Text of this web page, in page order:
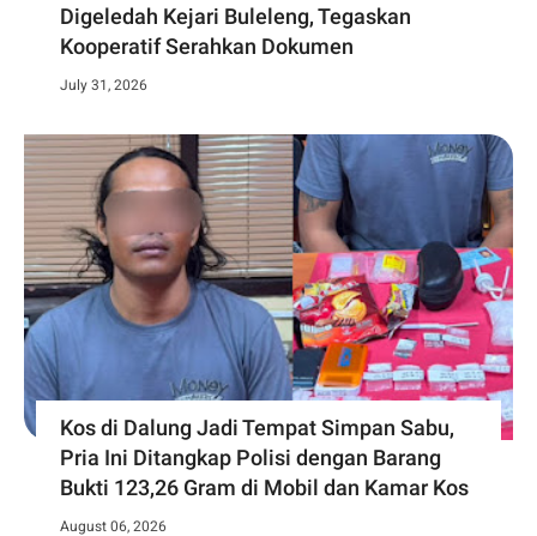
Digeledah Kejari Buleleng, Tegaskan
Kooperatif Serahkan Dokumen
July 31, 2026
Kos di Dalung Jadi Tempat Simpan Sabu,
Pria Ini Ditangkap Polisi dengan Barang
Bukti 123,26 Gram di Mobil dan Kamar Kos
August 06, 2026